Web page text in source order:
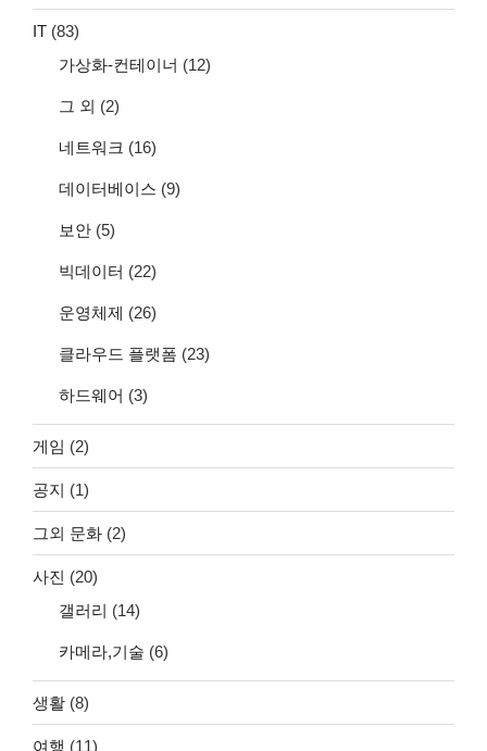
IT (83)
가상화-컨테이너 (12)
그 외 (2)
네트워크 (16)
데이터베이스 (9)
보안 (5)
빅데이터 (22)
운영체제 (26)
클라우드 플랫폼 (23)
하드웨어 (3)
게임 (2)
공지 (1)
그외 문화 (2)
사진 (20)
갤러리 (14)
카메라,기술 (6)
생활 (8)
여행 (11)